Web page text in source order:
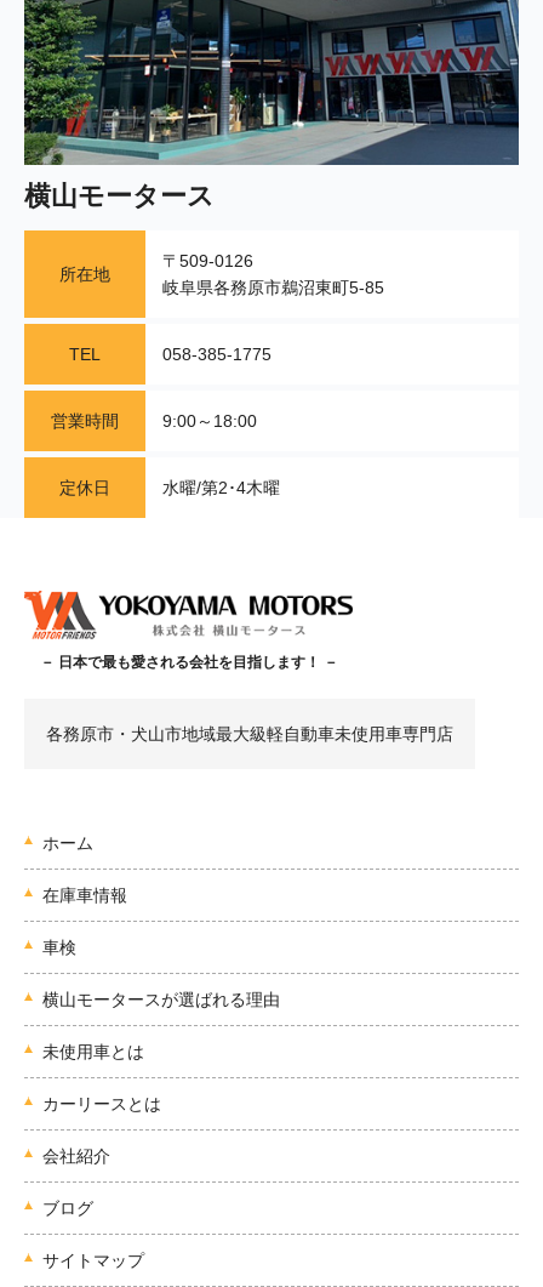
横山モータース
所在地
〒509-0126
岐阜県各務原市鵜沼東町5-85
TEL 058-385-1775
営業時間 9:00～18:00
定休日 水曜/第2･4木曜
－ 日本で最も愛される会社を目指します！ －
各務原市・犬山市地域最大級軽自動車未使用車専門店
ホーム
在庫車情報
車検
横山モータースが選ばれる理由
未使用車とは
カーリースとは
会社紹介
ブログ
サイトマップ